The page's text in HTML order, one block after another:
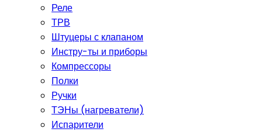
Реле
ТРВ
Штуцеры с клапаном
Инстру-ты и приборы
Компрессоры
Полки
Ручки
ТЭНы (нагреватели)
Испарители